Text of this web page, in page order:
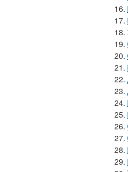
16.
17.
18.
19.
20.
21.
22.
23.
24.
25.
26.
27.
28.
29.